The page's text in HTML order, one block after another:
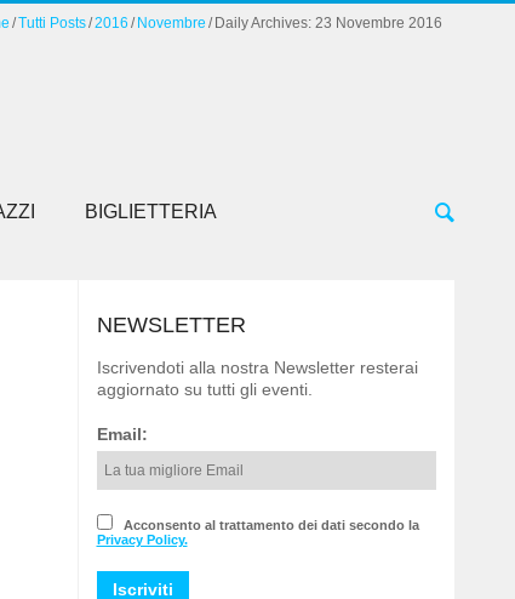
Tutti Posts 2016 Novembre Daily Archives: 23 Novembre 2016
BIGLIETTERIA
NEWSLETTER
Iscrivendoti alla nostra Newsletter resterai
aggiornato su tutti gli eventi.
Email:
Acconsento al trattamento dei dati secondo la
Privacy Policy.